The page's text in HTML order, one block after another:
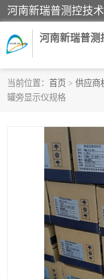
河南新瑞普测
当前位置： 首页 > 供应商
罐旁显示仪规格
霍尼韦尔压力变送器
1151/3351产品分类
液位变送器
标准型工业压力变
差压变送器
压力变送器